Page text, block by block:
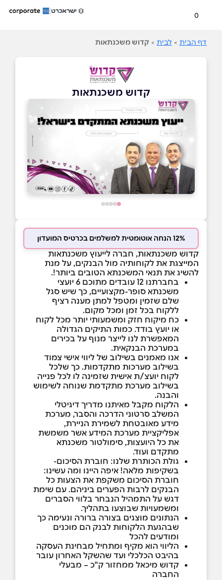
0
דף הבית > לבית > קדוש משכנתאות
קדוש משכנתאות
12% הנחה אוטומטית למשלמים בכרטיס המועדון
קדוש משכנתאות, חברה לייעוץ משכנתאות
המייצגת את לקוחותיה מול הבנקים, על מנת
להשיג את תנאי המשכנתא הטובים ביותר!.
בחברתנו 12 עובדים מתוכם 6 יועצי
משכנתא סופר-מקצועיים, כך שיש סגל
שלם שזמין ומטפל למתן מענה רציף
ללקוח בכל זמן ומכל מקום.
כח מיקוח חזק ומשמעותי יותר מכל לקוח
או יועץ בודד. כמות התיקים הגדולה
המאפשרת לנו לייצר מנוף על בכירים
במערכת הבנקאית.
אנו מאמנים בשילוב של ליווי אישי צמוד
בשילוב מערכות מתקדמות. כך שלכל
לקוח יועצ/ת אישית שזמינה לו לכל פנייה
בשילוב מערכת מתקדמת שנוחה לשימוש
והבנה.
הלקוח מקבל מאיתנו מדריך דיגיטלי
המשלב סרטוני הדרכה והסבר, מערכת
מידע מאובטחת לשמירת הניירת,
אפליקציית מערכת המידע אשר משמשת
את כל היועצות, סימולטור משכנתא
מתקדם ועוד.
גולת הכותרת שלנו: חוברת הסיכום-
בשקיפות מלאה! איפה היינו ומה עשינו:
חוברת הסיכום משקפת את הצעות כל
הבנקים לרבות הפערים ביניהם. עם שימת
דגש על התמהיל הנבחר בלווי הסברים
ומשמעויות שבוצעו בתהליך.
הנתונים מוצגים בצורה ברורה ונעימה כך
שבהגעת הלקוחות לבנק הם מוכנים
ומודעים להכל
הליווי הוא מקיף ומתחיל מבחינת העסקה
בהיבט הכלכלי ועד שהשקל האחרון עובר
קדוש מיכאל ממחזור ק"כ – מבעלי
החברה